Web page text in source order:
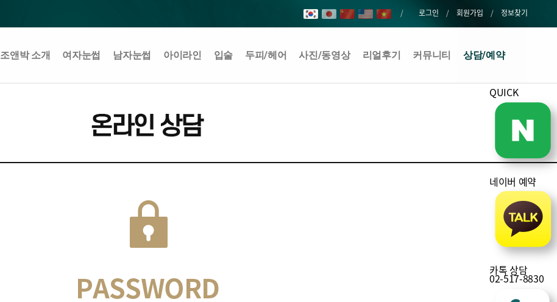
QUICK
네이버 예약
카톡 상담
02-517-8830
로그인 회원가입 정보찾기
조앤박 소개 여자눈썹 남자눈썹 아이라인 입술 두피/헤어 사진/동영상 리얼후기 커뮤니티 상담/예약